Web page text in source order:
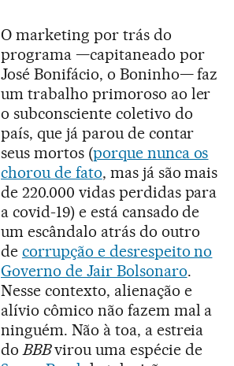
O marketing por trás do
programa —capitaneado por
José Bonifácio, o Boninho— faz
um trabalho primoroso ao ler
o subconsciente coletivo do
país, que já parou de contar
seus mortos (porque nunca os
chorou de fato, mas já são mais
de 220.000 vidas perdidas para
a covid-19) e está cansado de
um escândalo atrás do outro
de corrupção e desrespeito no
Governo de Jair Bolsonaro.
Nesse contexto, alienação e
alívio cômico não fazem mal a
ninguém. Não à toa, a estreia
doBBBvirou uma espécie de